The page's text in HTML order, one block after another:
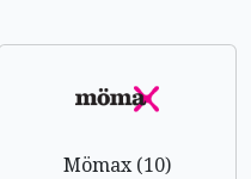
Mömax (10)